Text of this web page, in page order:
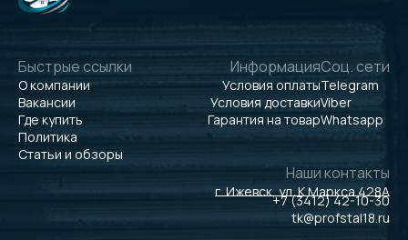
Быстрые ссылки
О компании
Вакансии
Где купить
Политика
Статьи и обзоры
Информация
Условия оплаты
Условия доставки
Гарантия на товар
Соц. сети
Telegram
Viber
Whatsapp
Наши контакты
г. Ижевск, ул. К.Маркса 428А
+7 (3412) 42-10-30
tk@profstal18.ru